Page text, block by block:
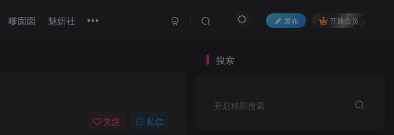
嗲囡囡 魅妍社 发布 开通会员
关注 私信
搜索
开启精彩搜索